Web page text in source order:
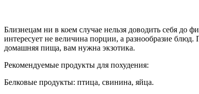
Близнецам ни в коем случае нельзя доводить себя до
интересует не величина порции, а разнообразие
домашняя пища, вам нужна экзотика.
Рекомендуемые продукты для похудения:
Белковые продукты: птица, свинина, яйца.